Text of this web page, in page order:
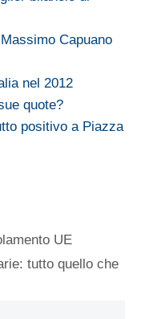
Capuano
nel 2012
quote?
positivo a Piazza
UE
tutto quello che